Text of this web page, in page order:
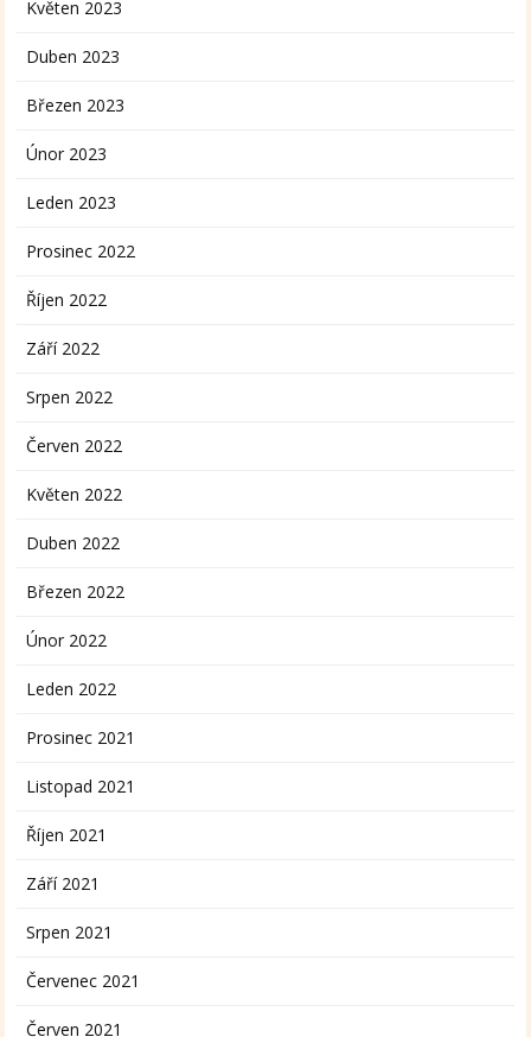
Květen 2023
Duben 2023
Březen 2023
Únor 2023
Leden 2023
Prosinec 2022
Říjen 2022
Září 2022
Srpen 2022
Červen 2022
Květen 2022
Duben 2022
Březen 2022
Únor 2022
Leden 2022
Prosinec 2021
Listopad 2021
Říjen 2021
Září 2021
Srpen 2021
Červenec 2021
Červen 2021